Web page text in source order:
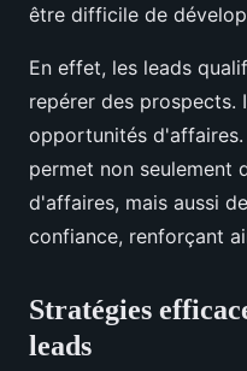
être difficile de
En effet, les leads
repérer des prospects.
opportunités
permet non seulement
d'affaires, mais aussi
confiance, renforçant
Stratégies
leads